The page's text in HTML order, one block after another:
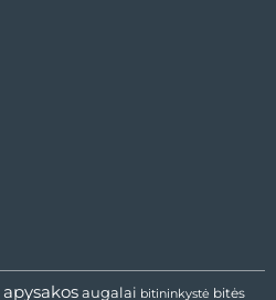
apysakos augalai bitininkystė bitės